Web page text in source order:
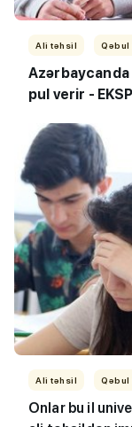
Ali təhsil Qəbul
pul verir -
Ali təhsil Qəbul
Onlar bu il